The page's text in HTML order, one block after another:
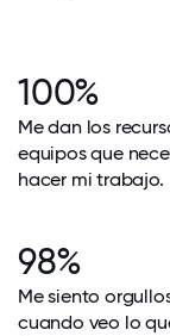
100%
Me dan los
equipos que
hacer mi trabajo.
98%
Me siento
cuando veo lo